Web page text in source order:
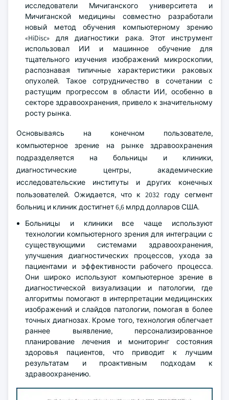
исследователи Мичиганского университета и
Мичиганской медицины совместно разработали
новый метод обучения компьютерному зрению
«HiDisc» для диагностики рака. Этот инструмент
использовал ИИ и машинное обучение для
тщательного изучения изображений микроскопии,
распознавая типичные характеристики раковых
опухолей. Такое сотрудничество в сочетании с
растущим прогрессом в области ИИ, особенно в
секторе здравоохранения, привело к значительному
росту рынка.
Основываясь на конечном пользователе,
компьютерное зрение на рынке здравоохранения
подразделяется на больницы и клиники,
диагностические центры, академические
исследовательские институты и других конечных
пользователей. Ожидается, что к 2032 году сегмент
больниц и клиник достигнет 6,6 млрд долларов США.
Больницы и клиники все чаще используют
технологии компьютерного зрения для интеграции с
существующими системами здравоохранения,
улучшения диагностических процессов, ухода за
пациентами и эффективности рабочего процесса.
Они широко используют компьютерное зрение в
диагностической визуализации и патологии, где
алгоритмы помогают в интерпретации медицинских
изображений и слайдов патологии, помогая в более
точных диагнозах. Кроме того, технология облегчает
раннее выявление, персонализированное
планирование лечения и мониторинг состояния
здоровья пациентов, что приводит к лучшим
результатам и проактивным подходам к
здравоохранению.